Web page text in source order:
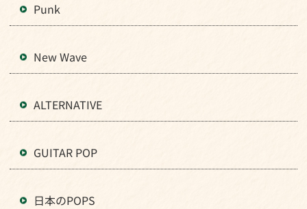
Punk
New Wave
ALTERNATIVE
GUITAR POP
日本のPOPS